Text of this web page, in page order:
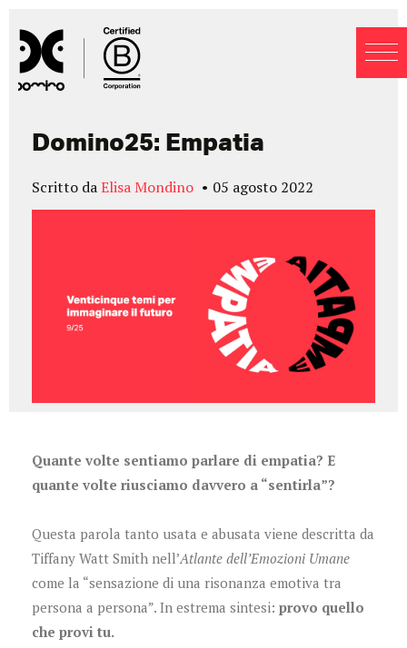
Blog
Domino25: Empatia
Scritto daElisa Mondino 05 agosto 2022
Quante volte sentiamo parlare di empatia? E
quante volte riusciamo davvero a “sentirla”?
Questa parola tanto usata e abusata viene descritta da
Tiffany Watt Smith nell’Atlante dell’Emozioni Umane
come la “sensazione di una risonanza emotiva tra
persona a persona”. In estrema sintesi: provo quello
che provi tu.